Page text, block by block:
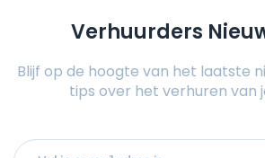
Verhuurders
Blijf op de hoogte van het laatste
tips over het verhuren van